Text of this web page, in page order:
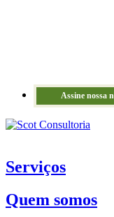
Assine nossa
Serviços
Quem somos